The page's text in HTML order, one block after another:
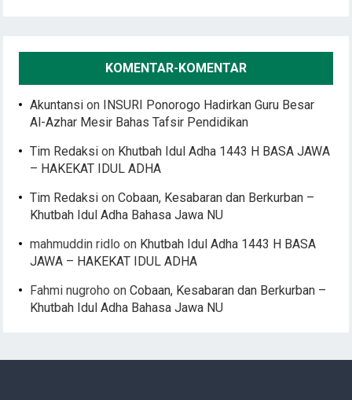
KOMENTAR-KOMENTAR
Akuntansi on INSURI Ponorogo Hadirkan Guru Besar
Al-Azhar Mesir Bahas Tafsir Pendidikan
Tim Redaksi on Khutbah Idul Adha 1443 H BASA JAWA
– HAKEKAT IDUL ADHA
Tim Redaksi onCobaan, Kesabaran dan Berkurban –
Khutbah Idul Adha Bahasa Jawa NU
mahmuddin ridlo on Khutbah Idul Adha 1443 H BASA
JAWA – HAKEKAT IDUL ADHA
Fahmi nugroho onCobaan, Kesabaran dan Berkurban –
Khutbah Idul Adha Bahasa Jawa NU